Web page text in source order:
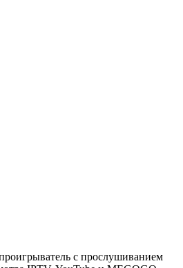
с прослушиванием